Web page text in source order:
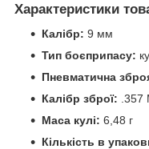
Характеристики
Калібр: 9 мм
Тип боєприпасу:
Пневматична
Калібр зброї: .357
Маса кулі: 6,48 г
Кількість в